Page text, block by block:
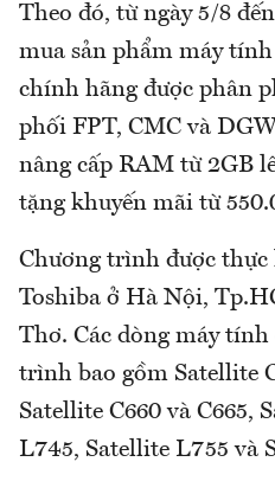
Theo đó, từ ngày 5/8
mua sản phẩm máy
chính hãng được phân
phối FPT, CMC và
nâng cấp RAM từ 2GB
tặng khuyến mãi từ
Chương trình được thực
Toshiba ở Hà Nội,
Thơ. Các dòng máy
trình bao gồm Satellite
Satellite C660 và C665,
L745, Satellite L755 và